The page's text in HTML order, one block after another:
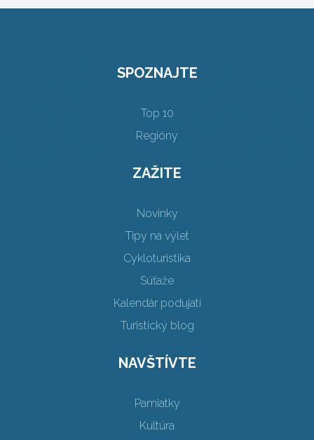
SPOZNAJTE
Top 10
Regióny
ZAŽITE
Novinky
Tipy na výlet
Cykloturistika
Súťaže
Kalendár podujatí
Turistický blog
NAVŠTÍVTE
Pamiatky
Kultúra